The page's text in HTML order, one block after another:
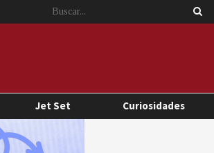
Jet Set Curiosidades